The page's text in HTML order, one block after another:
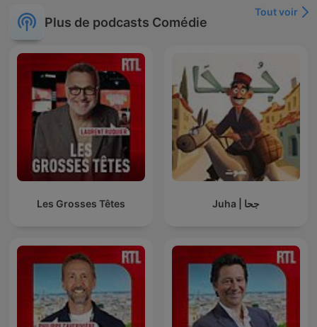
Plus de podcasts Comédie
Tout voir
Les Grosses Têtes Juha | جحا